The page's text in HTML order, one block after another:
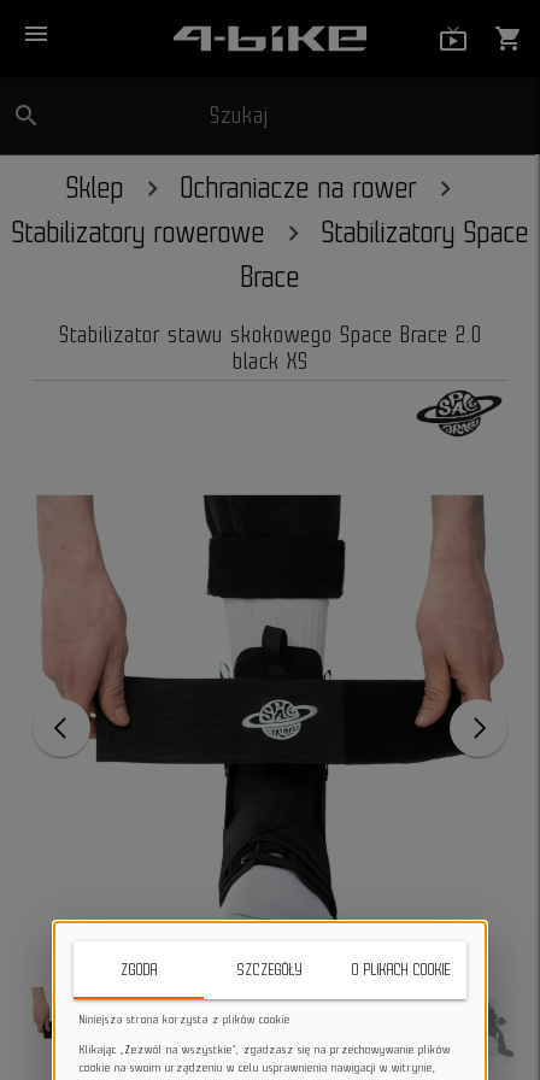
menu shopping_cart
search Szukaj
Sklep
Ochraniacze na rower
Stabilizatory rowerowe
Stabilizatory Space
Brace
Stabilizator stawu skokowego Space Brace 2.0
black XS
ZGODA SZCZEGÓŁY O PLIKACH COOKIE
Niniejsza strona korzysta z plików cookie
Klikając „Zezwól na wszystkie”, zgadzasz się na przechowywanie plików
cookie na swoim urządzeniu w celu usprawnienia nawigacji w witrynie,